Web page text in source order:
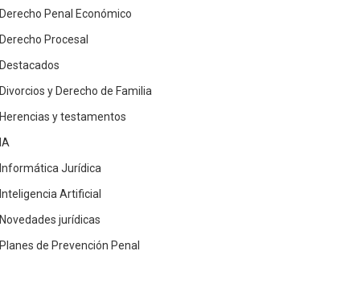
Derecho Penal Económico
Derecho Procesal
Destacados
Divorcios y Derecho de Familia
Herencias y testamentos
IA
Informática Jurídica
Inteligencia Artificial
Novedades jurídicas
Planes de Prevención Penal